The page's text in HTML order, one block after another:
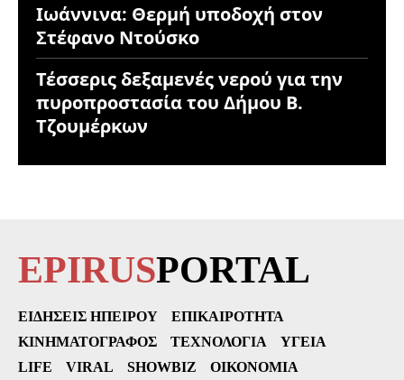
Ιωάννινα: Θερμή υποδοχή στον
Στέφανο Ντούσκο
Τέσσερις δεξαμενές νερού για την
πυροπροστασία του Δήμου Β.
Τζουμέρκων
EPIRUSPORTAL
ΕΙΔΉΣΕΙΣ ΗΠΕΊΡΟΥ
ΕΠΙΚΑΙΡΌΤΗΤΑ
ΚΙΝΗΜΑΤΟΓΡΆΦΟΣ
ΤΕΧΝΟΛΟΓΊΑ
ΥΓΕΊΑ
LIFE
VIRAL SHOWBIZ
ΟΙΚΟΝΟΜΊΑ